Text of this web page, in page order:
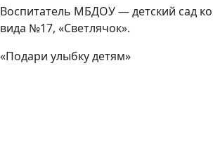
Воспитатель МБДОУ — детский сад
вида №17, «Светлячок».
«Подари улыбку детям»